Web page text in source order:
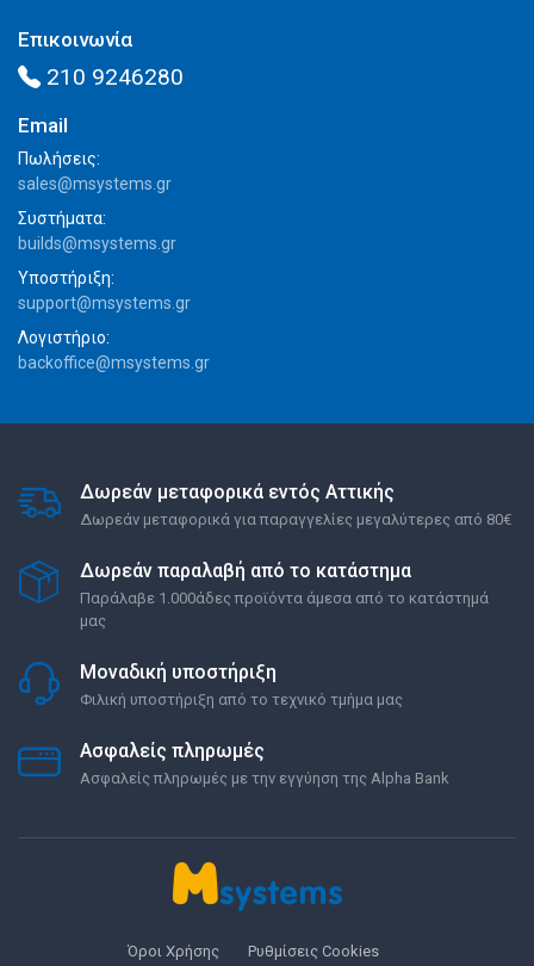
Επικοινωνία
210 9246280
Email
Πωλήσεις:
sales@msystems.gr
Συστήματα:
builds@msystems.gr
Υποστήριξη:
support@msystems.gr
Λογιστήριο:
backoffice@msystems.gr
Δωρεάν μεταφορικά εντός Αττικής
Δωρεάν μεταφορικά για παραγγελίες μεγαλύτερες από 80€
Δωρεάν παραλαβή από το κατάστημα
Παράλαβε 1.000άδες προϊόντα άμεσα από το κατάστημά
μας
Μοναδική υποστήριξη
Φιλική υποστήριξη από το τεχνικό τμήμα μας
Ασφαλείς πληρωμές
Ασφαλείς πληρωμές με την εγγύηση της Alpha Bank
Όροι Χρήσης Ρυθμίσεις Cookies